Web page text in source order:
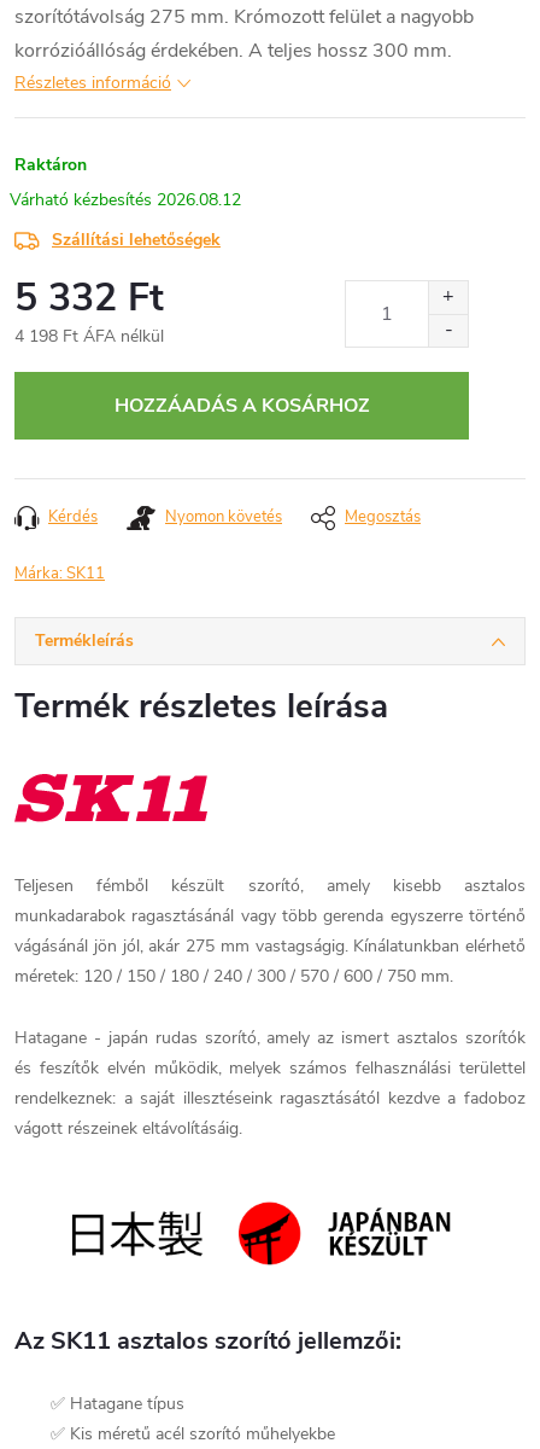
szorítótávolság 275 mm. Krómozott felület a nagyobb
korrózióállóság érdekében. A teljes hossz 300 mm.
Részletes információ
Raktáron
2026.08.12
Szállítási lehetőségek
5 332 Ft
4 198 Ft ÁFA nélkül
HOZZÁADÁS A KOSÁRHOZ
Kérdés Nyomon követés Megosztás
Márka:SK11
Termékleírás
Termék részletes leírása
Teljesen fémből készült szorító, amely kisebb asztalos
munkadarabok ragasztásánál vagy több gerenda egyszerre történő
vágásánál jön jól, akár 275 mm vastagságig. Kínálatunkban elérhető
méretek: 120 / 150 / 180 / 240 / 300 / 570 / 600 / 750 mm.
Hatagane - japán rudas szorító, amely az ismert asztalos szorítók
és feszítők elvén működik, melyek számos felhasználási területtel
rendelkeznek: a saját illesztéseink ragasztásától kezdve a fadoboz
vágott részeinek eltávolításáig.
Az SK11 asztalos szorító jellemzői:
✅ Hatagane típus
✅ Kis méretű acél szorító műhelyekbe